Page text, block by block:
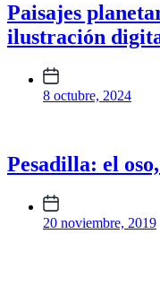
Paisajes
ilustración
Fecha
publicación
8 octubre, 2024
Pesadilla: el
Fecha
publicación
20 noviembre, 2019